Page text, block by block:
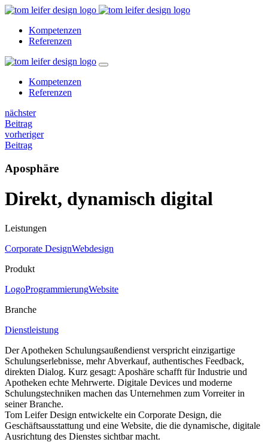
Kompetenzen
Referenzen
Kompetenzen
Referenzen
nächster
Beitrag
vorheriger
Beitrag
Aposphäre
Direkt, dynamisch digital
Leistungen
Corporate DesignWebdesign
Produkt
LogoProgrammierungWebsite
Branche
Dienstleistung
Der Apotheken Schulungsaußendienst verspricht einzigartige
Schulungserlebnisse, mehr Abverkauf, authentisches Feedback,
direkten Dialog. Kurz gesagt: Aposhäre schafft für Industrie und
Apotheken echte Mehrwerte. Digitale Devices und moderne
Schulungstechniken machen das Unternehmen zum Vorreiter in
seiner Branche.
Tom Leifer Design entwickelte ein Corporate Design, die
Geschäftsausstattung und eine Website, die die dynamische, digitale
Ausrichtung des Dienstes sichtbar macht.